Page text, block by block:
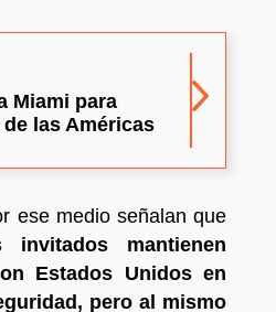
Miami para
las Américas
ese medio señalan que
mantienen
Estados Unidos en
pero al mismo